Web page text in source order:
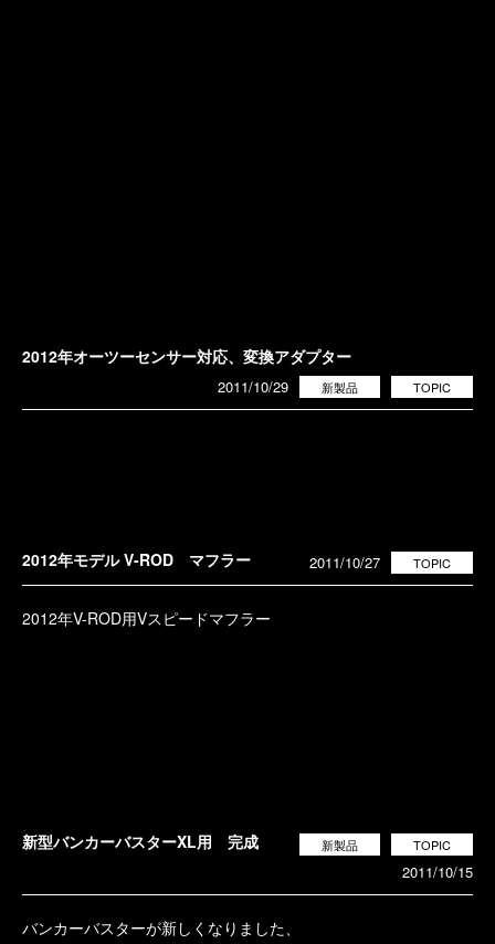
2012年オーツーセンサー対応、変換アダプター
TOPIC
新製品
2011/10/29
2012年モデル V-ROD マフラー TOPIC
2011/10/27
2012年V-ROD用Vスピードマフラー
新型バンカーバスターXL用 完成 TOPIC
新製品
2011/10/15
バンカーバスターが新しくなりました、